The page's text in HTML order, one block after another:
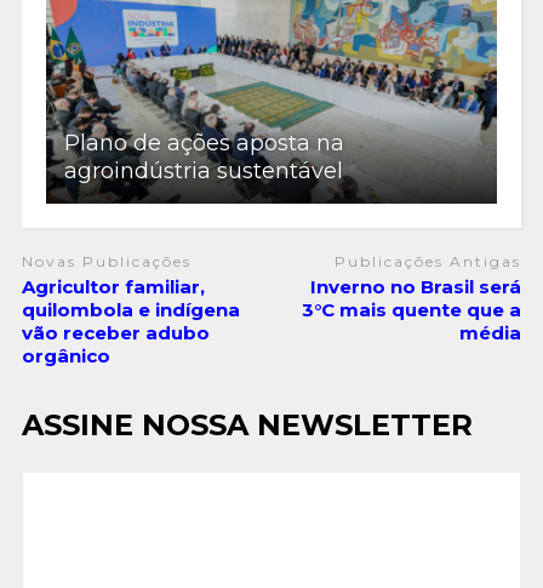
Plano de ações aposta na
agroindústria sustentável
Novas Publicações
Agricultor familiar,
quilombola e indígena
vão receber adubo
orgânico
Publicações Antigas
Inverno no Brasil será
3°C mais quente que a
média
ASSINE NOSSA NEWSLETTER